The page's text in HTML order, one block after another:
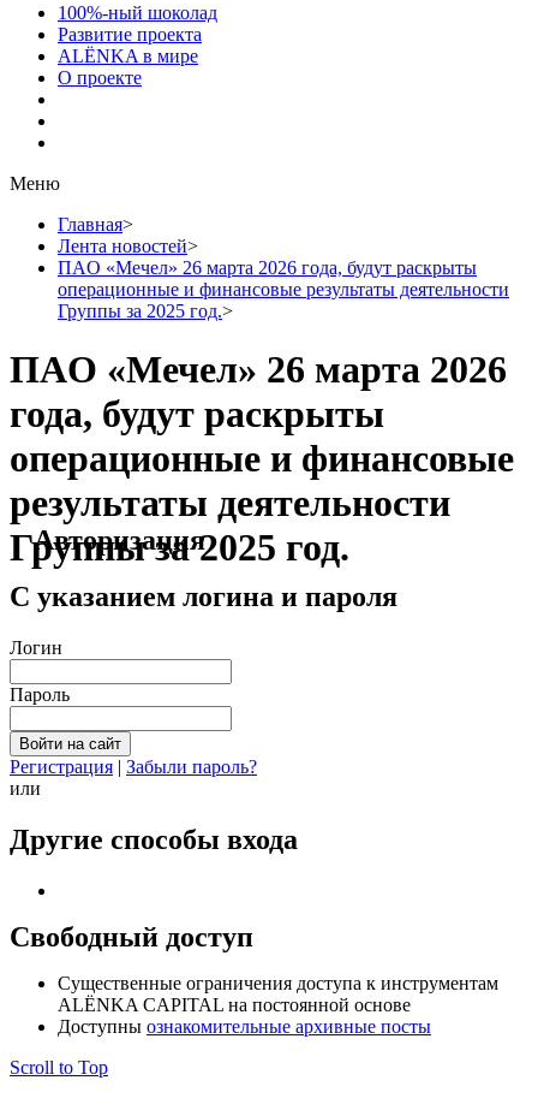
100%-ный шоколад
Развитие проекта
ALЁNKA в мире
О проекте
Меню
Главная>
Лента новостей>
ПAO «Мечел» 26 марта 2026 года, будут раскрыты
операционные и финансовые результаты деятельности
Группы за 2025 год.>
ПAO «Мечел» 26 марта 2026
года, будут раскрыты
операционные и финансовые
результаты деятельности
Группы за 2025 год.
Авторизация
С указанием логина и пароля
Логин
Пароль
Регистрация | Забыли пароль?
или
Другие способы входа
Свободный доступ
Cущественные ограничения доступа к инструментам
ALЁNKA CAPITAL на постоянной основе
Доступны ознакомительные архивные посты
Scroll to Top